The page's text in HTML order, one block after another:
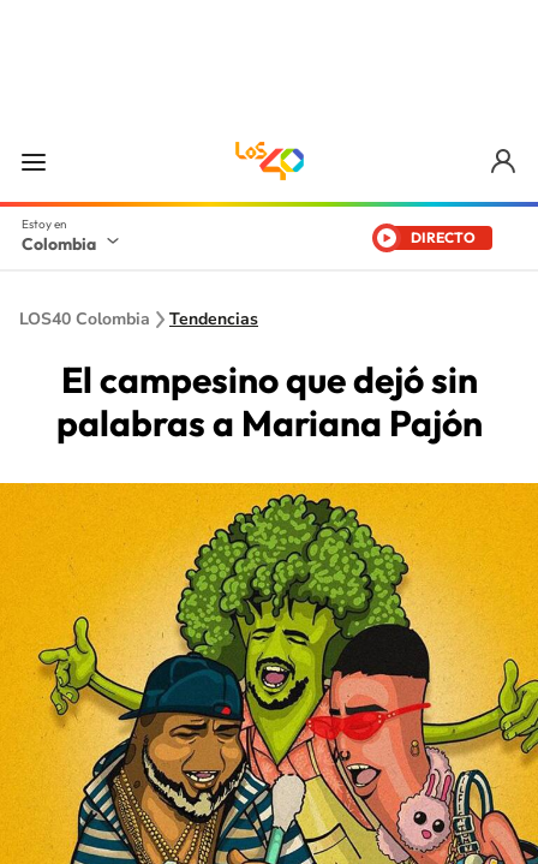
Colombia DIRECTO
LOS40 Colombia Tendencias
El campesino que dejó sin
palabras a Mariana Pajón